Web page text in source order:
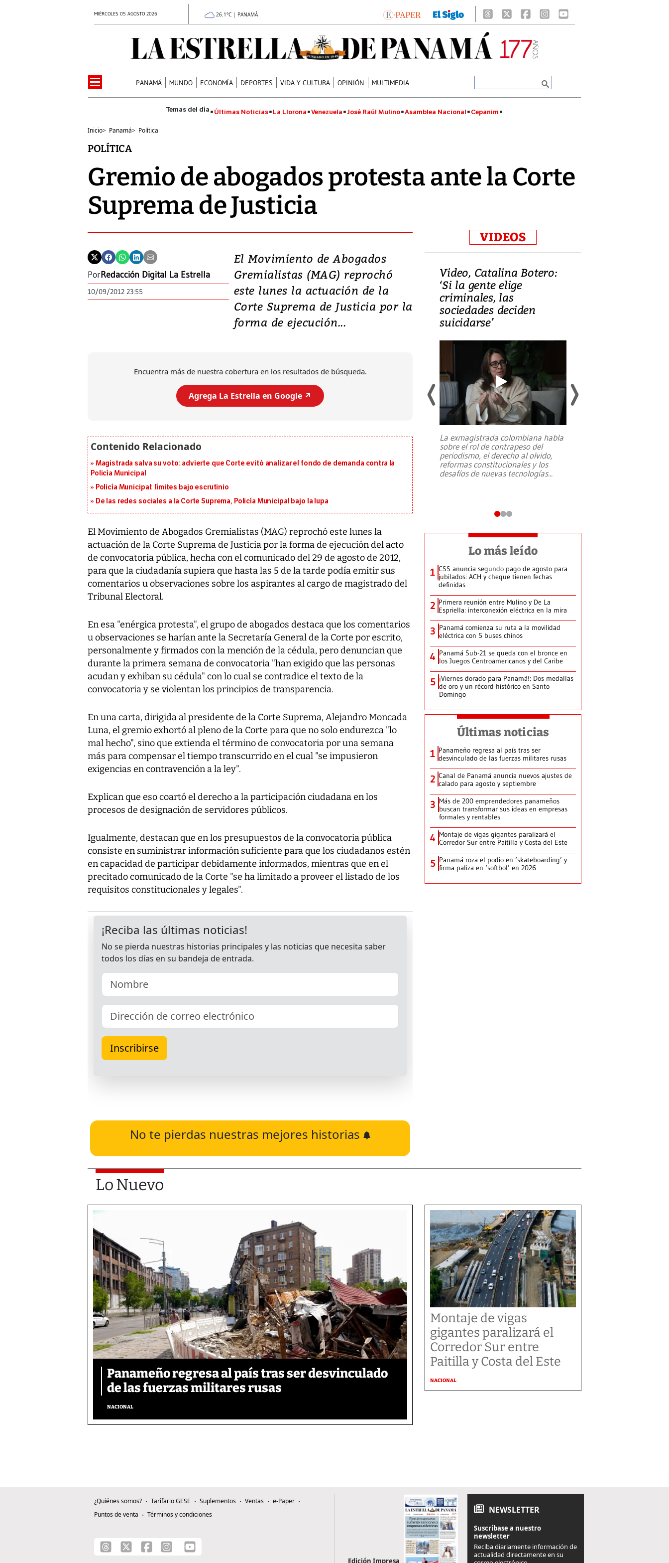
MIÉRCOLES 05 AGOSTO 2026 26.1°C | PANAMÁ
PANAMÁ MUNDO ECONOMÍA DEPORTES VIDA Y CULTURA OPINIÓN MULTIMEDIA
Últimas Noticias La Llorona Venezuela José Raúl Mulino Asamblea Nacional Cepanim
Inicio> Panamá> Política
POLÍTICA
Gremio de abogados protesta ante la Corte
Suprema de Justicia
PorRedacción Digital La Estrella
10/09/2012 23:55
El Movimiento de Abogados
Gremialistas (MAG) reprochó
este lunes la actuación de la
Corte Suprema de Justicia por la
forma de ejecución...
Encuentra más de nuestra cobertura en los resultados de búsqueda.
Agrega La Estrella en Google ↗️
Magistrada salva su voto: advierte que Corte evitó analizar el fondo de demanda contra la
Policía Municipal
Policía Municipal: límites bajo escrutinio
De las redes sociales a la Corte Suprema, Policía Municipal bajo la lupa
El Movimiento de Abogados Gremialistas (MAG) reprochó este lunes la
actuación de la Corte Suprema de Justicia por la forma de ejecución del acto
de convocatoria pública, hecha con el comunicado del 29 de agosto de 2012,
para que la ciudadanía supiera que hasta las 5 de la tarde podía emitir sus
comentarios u observaciones sobre los aspirantes al cargo de magistrado del
Tribunal Electoral.
En esa "enérgica protesta", el grupo de abogados destaca que los comentarios
u observaciones se harían ante la Secretaría General de la Corte por escrito,
personalmente y firmados con la mención de la cédula, pero denuncian que
durante la primera semana de convocatoria "han exigido que las personas
acudan y exhiban su cédula" con lo cual se contradice el texto de la
convocatoria y se violentan los principios de transparencia.
En una carta, dirigida al presidente de la Corte Suprema, Alejandro Moncada
Luna, el gremio exhortó al pleno de la Corte para que no solo endurezca "lo
mal hecho", sino que extienda el término de convocatoria por una semana
más para compensar el tiempo transcurrido en el cual "se impusieron
exigencias en contravención a la ley".
Explican que eso coartó el derecho a la participación ciudadana en los
procesos de designación de servidores públicos.
Igualmente, destacan que en los presupuestos de la convocatoria pública
consiste en suministrar información suficiente para que los ciudadanos estén
en capacidad de participar debidamente informados, mientras que en el
precitado comunicado de la Corte "se ha limitado a proveer el listado de los
requisitos constitucionales y legales".
No te pierdas nuestras mejores historias
VIDEOS
Video, Japón: Terremoto
deja heridos y graves
daños en Kumamoto
al sur de Japón, provocando una
Video, Catalina Botero:
‘Si la gente elige
criminales, las
sociedades deciden
suicidarse’
La exmagistrada colombiana habla
sobre el rol de contrapeso del
periodismo, el derecho al olvido,
reformas constitucionales y los
desafíos de nuevas tecnologías...
Lo más leído
1 CSS anuncia segundo pago de agosto para
jubilados: ACH y cheque tienen fechas
definidas
2 Primera reunión entre Mulino y De La
Espriella: interconexión eléctrica en la mira
3 Panamá comienza su ruta a la movilidad
eléctrica con 5 buses chinos
4 Panamá Sub-21 se queda con el bronce en
los Juegos Centroamericanos y del Caribe
5 ¡Viernes dorado para Panamá!: Dos medallas
de oro y un récord histórico en Santo
Domingo
Últimas noticias
1 Panameño regresa al país tras ser
desvinculado de las fuerzas militares rusas
2 Canal de Panamá anuncia nuevos ajustes de
calado para agosto y septiembre
3 Más de 200 emprendedores panameños
buscan transformar sus ideas en empresas
formales y rentables
4 Montaje de vigas gigantes paralizará el
Corredor Sur entre Paitilla y Costa del Este
5 Panamá roza el podio en ‘skateboarding’ y
firma paliza en ‘softbol’ en 2026
Lo Nuevo
Panameño regresa al país tras ser desvinculado
de las fuerzas militares rusas
NACIONAL
Montaje de vigas
gigantes paralizará el
Corredor Sur entre
Paitilla y Costa del Este
NACIONAL
¿Quiénes somos? Tarifario GESE Suplementos Ventas
e-Paper
Puntos de venta
Términos y condiciones NEWSLETTER
Suscríbase a nuestro
newsletter
Reciba diariamente información de
actualidad directamente en su